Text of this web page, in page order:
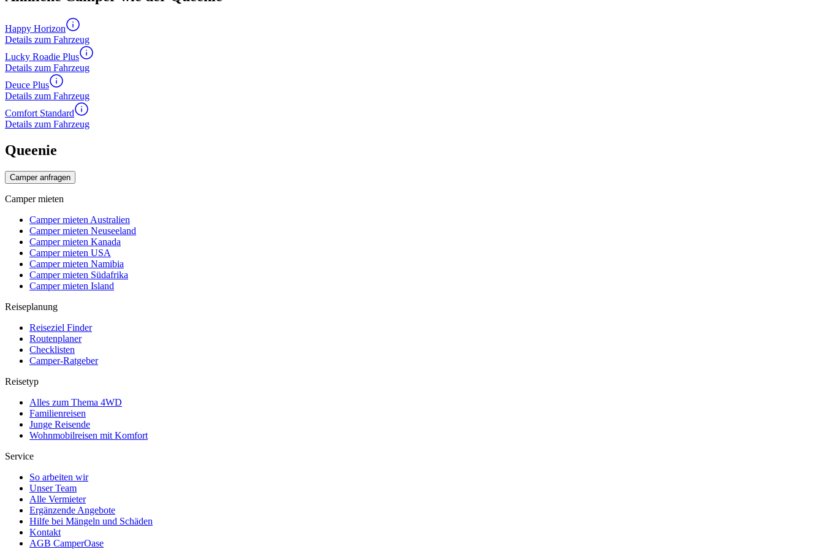
Happy Horizon
Details zum Fahrzeug
Lucky Roadie Plus
Details zum Fahrzeug
Deuce Plus
Details zum Fahrzeug
Comfort Standard
Details zum Fahrzeug
Queenie
Camper anfragen
Camper mieten
Camper mieten Australien
Camper mieten Neuseeland
Camper mieten Kanada
Camper mieten USA
Camper mieten Namibia
Camper mieten Südafrika
Camper mieten Island
Reiseplanung
Reiseziel Finder
Routenplaner
Checklisten
Camper-Ratgeber
Reisetyp
Alles zum Thema 4WD
Familienreisen
Junge Reisende
Wohnmobilreisen mit Komfort
Service
So arbeiten wir
Unser Team
Alle Vermieter
Ergänzende Angebote
Hilfe bei Mängeln und Schäden
Kontakt
AGB CamperOase